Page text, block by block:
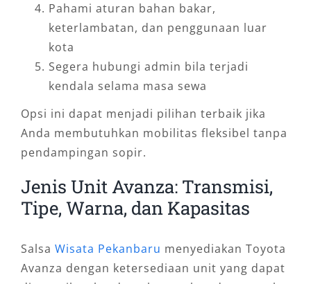
Pahami aturan bahan bakar,
keterlambatan, dan penggunaan luar
kota
Segera hubungi admin bila terjadi
kendala selama masa sewa
Opsi ini dapat menjadi pilihan terbaik jika
Anda membutuhkan mobilitas fleksibel tanpa
pendampingan sopir.
Jenis Unit Avanza: Transmisi,
Tipe, Warna, dan Kapasitas
Salsa Wisata Pekanbaru menyediakan Toyota
Avanza dengan ketersediaan unit yang dapat